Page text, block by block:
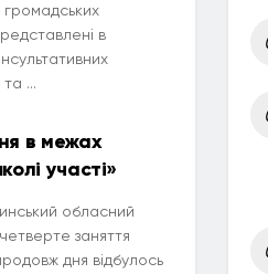
в
...
в межах
участі»
обласний
заняття
дня відбулось